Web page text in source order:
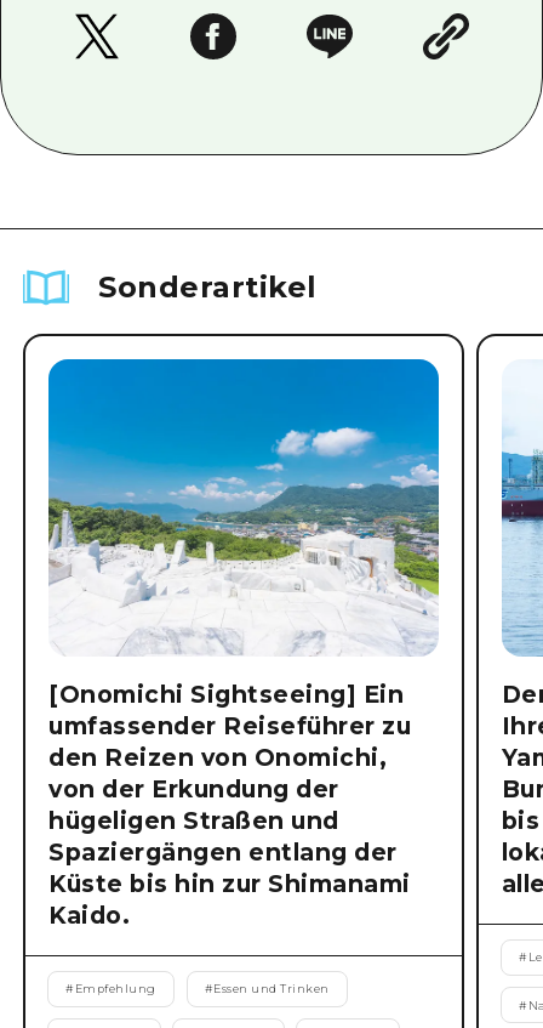
Sonderartikel
[Onomichi Sightseeing] Ein
umfassender Reiseführer zu
den Reizen von Onomichi,
von der Erkundung der
hügeligen Straßen und
Spaziergängen entlang der
Küste bis hin zur Shimanami
Kaido.
# Empfehlung #Essen und Trinken
#
#